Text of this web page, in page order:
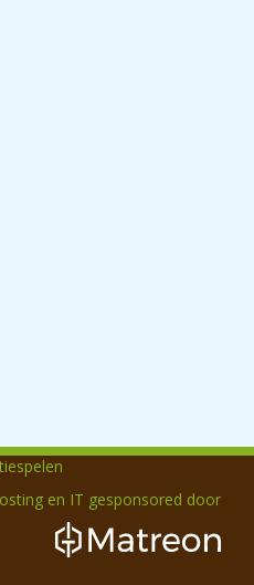
en IT gesponsored door